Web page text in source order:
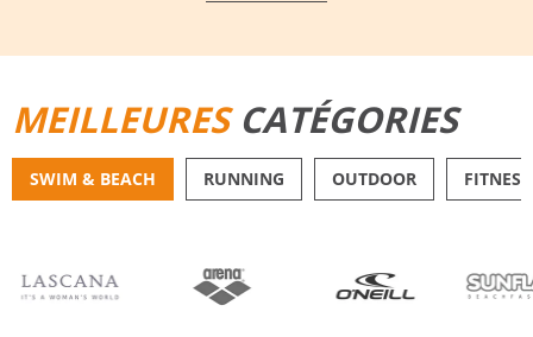
MEILLEURESCATÉGORIES
SWIM & BEACH RUNNING OUTDOOR FITNESS